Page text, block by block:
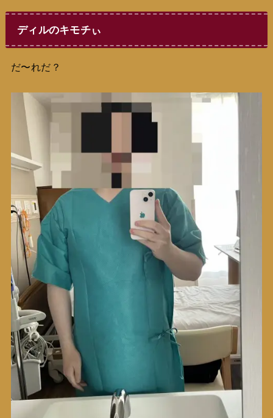
ディルのキモチぃ
だ〜れだ？